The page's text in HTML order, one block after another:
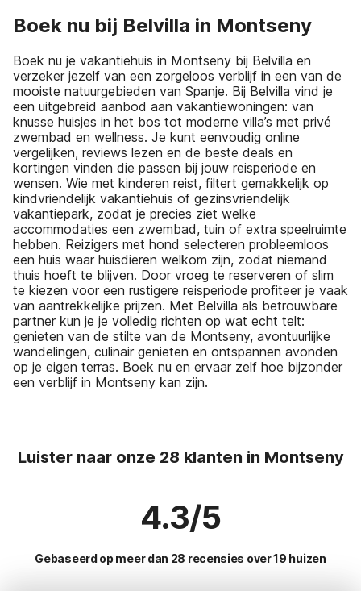
Boek nu bij Belvilla in Montseny
Boek nu je vakantiehuis in Montseny bij Belvilla en
verzeker jezelf van een zorgeloos verblijf in een van de
mooiste natuurgebieden van Spanje. Bij Belvilla vind je
een uitgebreid aanbod aan vakantiewoningen: van
knusse huisjes in het bos tot moderne villa’s met privé
zwembad en wellness. Je kunt eenvoudig online
vergelijken, reviews lezen en de beste deals en
kortingen vinden die passen bij jouw reisperiode en
wensen. Wie met kinderen reist, filtert gemakkelijk op
kindvriendelijk vakantiehuis of gezinsvriendelijk
vakantiepark, zodat je precies ziet welke
accommodaties een zwembad, tuin of extra speelruimte
hebben. Reizigers met hond selecteren probleemloos
een huis waar huisdieren welkom zijn, zodat niemand
thuis hoeft te blijven. Door vroeg te reserveren of slim
te kiezen voor een rustigere reisperiode profiteer je vaak
van aantrekkelijke prijzen. Met Belvilla als betrouwbare
partner kun je je volledig richten op wat echt telt:
genieten van de stilte van de Montseny, avontuurlijke
wandelingen, culinair genieten en ontspannen avonden
op je eigen terras. Boek nu en ervaar zelf hoe bijzonder
een verblijf in Montseny kan zijn.
Luister naar onze 28 klanten in Montseny
4.3/5
Gebaseerd op meer dan 28 recensies over 19 huizen